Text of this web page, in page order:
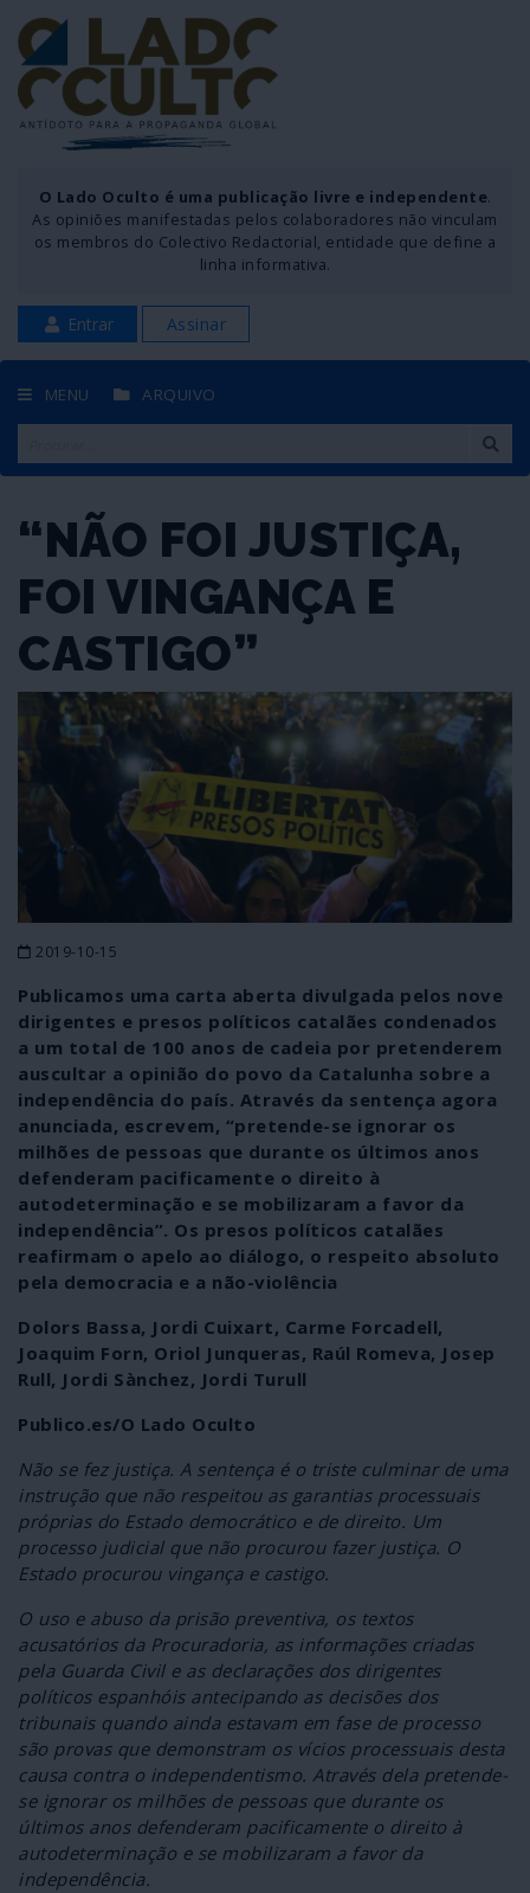
O Lado Oculto é uma publicação livre e independente.
As opiniões manifestadas pelos colaboradores não vinculam
os membros do Colectivo Redactorial, entidade que define a
linha informativa.
Entrar Assinar
MENU ARQUIVO
“NÃO FOI JUSTIÇA,
FOI VINGANÇA E
CASTIGO”
2019-10-15
Publicamos uma carta aberta divulgada pelos nove
dirigentes e presos políticos catalães condenados
a um total de 100 anos de cadeia por pretenderem
auscultar a opinião do povo da Catalunha sobre a
independência do país. Através da sentença agora
anunciada, escrevem, “pretende-se ignorar os
milhões de pessoas que durante os últimos anos
defenderam pacificamente o direito à
autodeterminação e se mobilizaram a favor da
independência”. Os presos políticos catalães
reafirmam o apelo ao diálogo, o respeito absoluto
pela democracia e a não-violência
Dolors Bassa, Jordi Cuixart, Carme Forcadell,
Joaquim Forn, Oriol Junqueras, Raúl Romeva, Josep
Rull, Jordi Sànchez, Jordi Turull
Publico.es/O Lado Oculto
Não se fez justiça. A sentença é o triste culminar de uma
instrução que não respeitou as garantias processuais
próprias do Estado democrático e de direito. Um
processo judicial que não procurou fazer justiça. O
Estado procurou vingança e castigo.
O uso e abuso da prisão preventiva, os textos
acusatórios da Procuradoria, as informações criadas
pela Guarda Civil e as declarações dos dirigentes
políticos espanhóis antecipando as decisões dos
tribunais quando ainda estavam em fase de processo
são provas que demonstram os vícios processuais desta
causa contra o independentismo. Através dela pretende-
se ignorar os milhões de pessoas que durante os
últimos anos defenderam pacificamente o direito à
autodeterminação e se mobilizaram a favor da
independência.